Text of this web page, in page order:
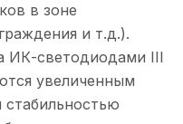
в зоне
и т.д.).
ИК-светодиодами III
увеличенным